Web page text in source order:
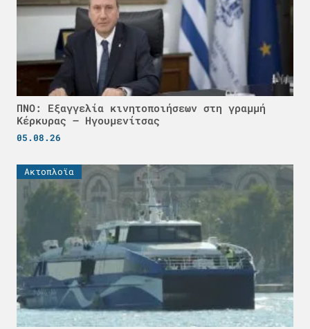
ΠΝΟ: Εξαγγελία κινητοποιήσεων στη γραμμή
Κέρκυρας – Ηγουμενίτσας
05.08.26
Ακτοπλοϊα